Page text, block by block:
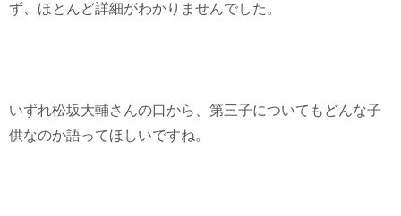
ず、ほとんど詳細がわかりませんでした。
いずれ松坂大輔さんの口から、第三子についてもどんな子
供なのか語ってほしいですね。